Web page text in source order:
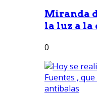
Miranda
la luz a la
0